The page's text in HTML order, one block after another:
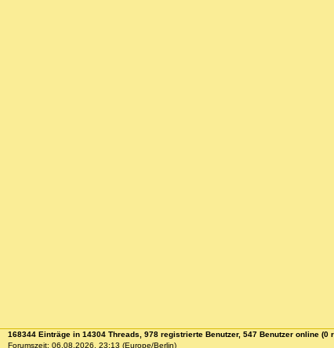
168344 Einträge in 14304 Threads, 978 registrierte Benutzer, 547 Benutzer online (0
Forumszeit: 06.08.2026, 23:13 (Europe/Berlin)